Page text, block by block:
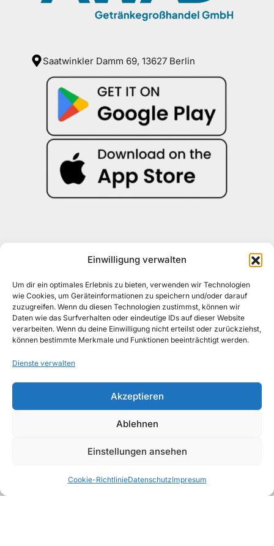
Einwilligung verwalten
Um dir ein optimales Erlebnis zu bieten, verwenden wir Technologien
wie Cookies, um Geräteinformationen zu speichern und/oder darauf
zuzugreifen. Wenn du diesen Technologien zustimmst, können wir
Daten wie das Surfverhalten oder eindeutige IDs auf dieser Website
verarbeiten. Wenn du deine Einwilligung nicht erteilst oder zurückziehst,
können bestimmte Merkmale und Funktionen beeinträchtigt werden.
Dienste verwalten
Akzeptieren
Ablehnen
Einstellungen ansehen
Cookie-RichtlinieDatenschutzImpresum
Saatwinkler Damm 69, 13627 Berlin
kontakt@awad-getraenke.de
Unsere Richtlinien
ALLGEMEINE GESCHÄFTSBEDINGUNGEN
WIDERRUFSBELEHRUNG
PüreeMix
Bartools
Snacks
Fruchtsäfte
Wasser Softdrinks